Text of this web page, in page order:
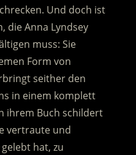
Und doch ist
die Anna Lyndsey
muss: Sie
Form von
seither den
in einem komplett
ihrem Buch schildert
vertraute und
hat, zu